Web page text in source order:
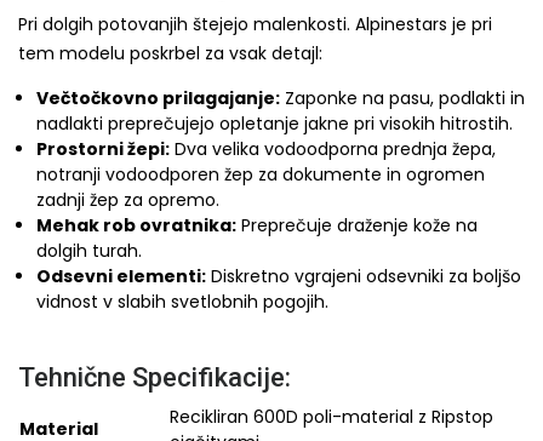
Pri dolgih potovanjih štejejo malenkosti. Alpinestars je pri
tem modelu poskrbel za vsak detajl:
Večtočkovno prilagajanje: Zaponke na pasu, podlakti in
nadlakti preprečujejo opletanje jakne pri visokih hitrostih.
Prostorni žepi: Dva velika vodoodporna prednja žepa,
notranji vodoodporen žep za dokumente in ogromen
zadnji žep za opremo.
Mehak rob ovratnika: Preprečuje draženje kože na
dolgih turah.
Odsevni elementi: Diskretno vgrajeni odsevniki za boljšo
vidnost v slabih svetlobnih pogojih.
Tehnične Specifikacije:
Material
Recikliran 600D poli-material z Ripstop